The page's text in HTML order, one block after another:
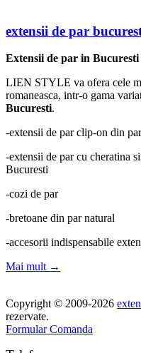
extensii de par
Extensii de par in Bucuresti
LIEN STYLE va ofera cele
romaneasca, intr-o gama
Bucuresti.
-extensii de par clip-on din
-extensii de par cu cheratina
Bucuresti
-cozi de par
-bretoane din par natural
-accesorii indispensabile
Mai mult →
Copyright © 2009-2026
rezervate.
Formular Comanda